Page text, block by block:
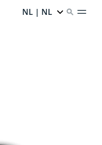
NL | NL